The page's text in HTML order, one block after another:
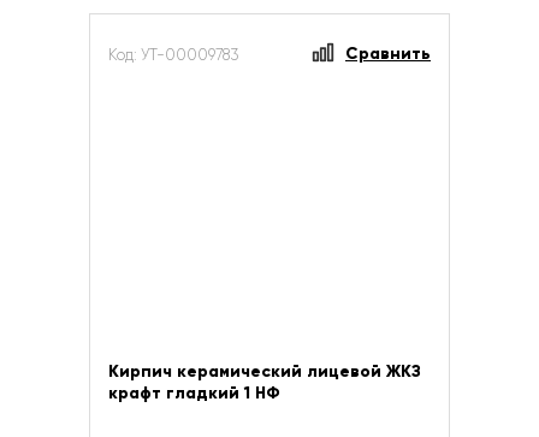
Код: УТ-00009783 Сравнить
Кирпич керамический лицевой ЖКЗ
крафт гладкий 1 НФ